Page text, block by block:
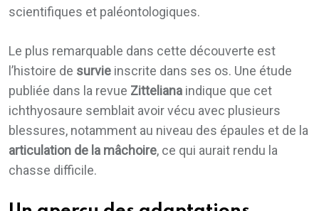
scientifiques et paléontologiques.
Le plus remarquable dans cette découverte est
l’histoire de survie inscrite dans ses os. Une étude
publiée dans la revue Zitteliana indique que cet
ichthyosaure semblait avoir vécu avec plusieurs
blessures, notamment au niveau des épaules et de la
articulation de la mâchoire, ce qui aurait rendu la
chasse difficile.